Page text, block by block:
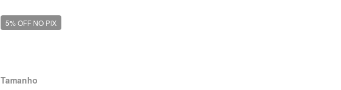
5% OFF NO PIX
Tamanho